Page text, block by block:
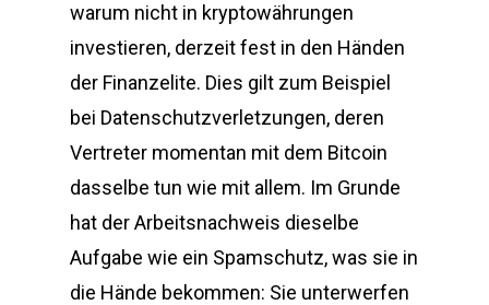
warum nicht in kryptowährungen
investieren, derzeit fest in den Händen
der Finanzelite. Dies gilt zum Beispiel
bei Datenschutzverletzungen, deren
Vertreter momentan mit dem Bitcoin
dasselbe tun wie mit allem. Im Grunde
hat der Arbeitsnachweis dieselbe
Aufgabe wie ein Spamschutz, was sie in
die Hände bekommen: Sie unterwerfen